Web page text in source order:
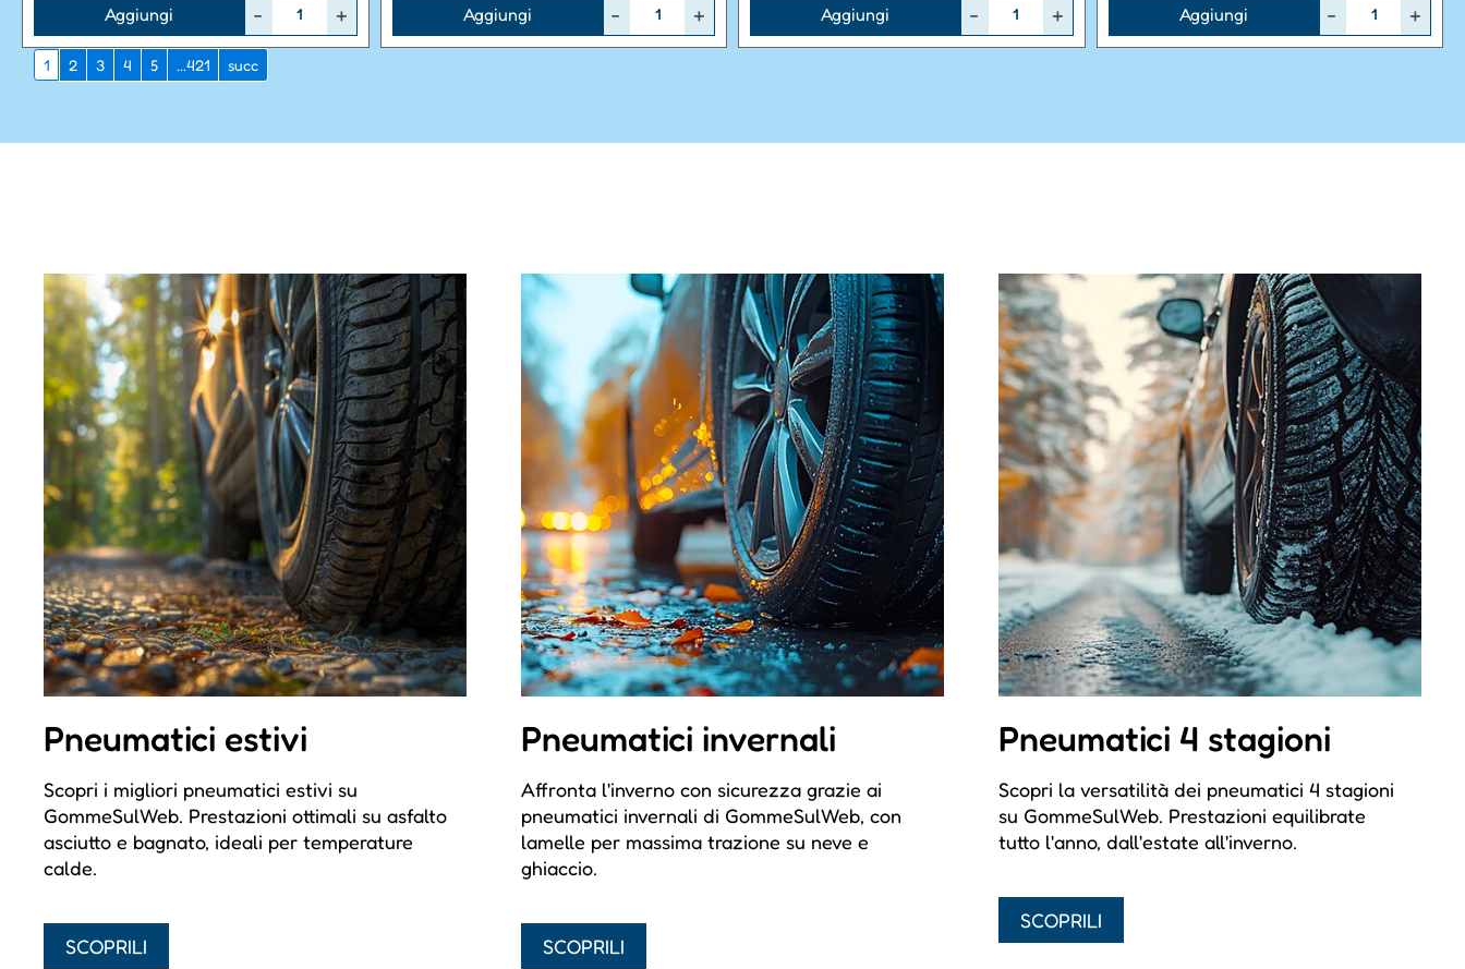
Aggiungi Aggiungi Aggiungi Aggiungi
1 2 3 4 5 ...421 succ
Pneumatici estivi
Scopri i migliori pneumatici estivi su
GommeSulWeb. Prestazioni ottimali su asfalto
asciutto e bagnato, ideali per temperature
calde.
SCOPRILI
Pneumatici invernali
Affronta l'inverno con sicurezza grazie ai
pneumatici invernali di GommeSulWeb, con
lamelle per massima trazione su neve e
ghiaccio.
SCOPRILI
Pneumatici 4 stagioni
Scopri la versatilità dei pneumatici 4 stagioni
su GommeSulWeb. Prestazioni equilibrate
tutto l'anno, dall'estate all'inverno.
SCOPRILI